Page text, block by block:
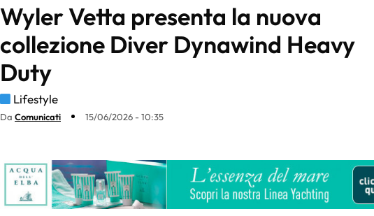
Wyler Vetta presenta la nuova
collezione Diver Dynawind Heavy
Duty
Lifestyle
Da Comunicati 15/06/2026 - 10:35